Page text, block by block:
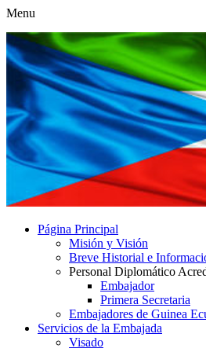
Menu
Página Principal
Misión y Visión
Breve Historial e
Personal Diplomático
Embajador
Primera Secretaria
Embajadores de Guinea
Servicios de la Embajada
Visado